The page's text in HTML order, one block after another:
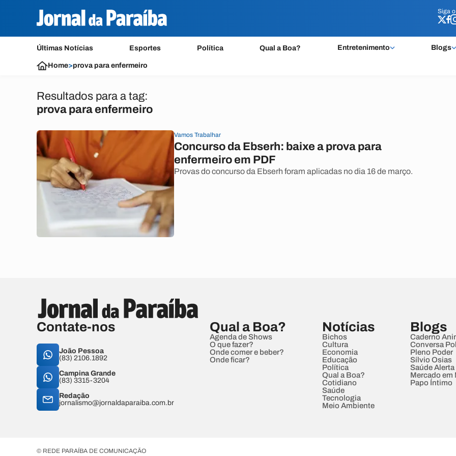
Siga o
Últimas Notícias Esportes Política Qual a Boa? Entretenimento Blogs
Siga o
Home>prova para enfermeiro
Resultados para a tag:
prova para enfermeiro
Vamos Trabalhar
Concurso da Ebserh: baixe a prova para
enfermeiro em PDF
Provas do concurso da Ebserh foram aplicadas no dia 16 de março.
Contate-nos
João Pessoa
(83) 2106.1892
Campina Grande
(83) 3315-3204
Redação
jornalismo@jornaldaparaiba.com.br
Qual a Boa?
Agenda de Shows
O que fazer?
Onde comer e beber?
Onde ficar?
Notícias
Bichos
Cultura
Economia
Educação
Política
Qual a Boa?
Cotidiano
Saúde
Tecnologia
Meio Ambiente
Blogs
Caderno
Conversa
Pleno Poder
Sílvio Osias
Saúde Alerta
Mercado em
Papo Íntimo
© REDE PARAÍBA DE COMUNICAÇÃO